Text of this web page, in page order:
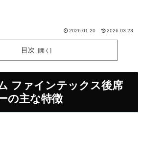
2026.01.20 2026.03.23
目次
ファインテックス後席
の主な特徴